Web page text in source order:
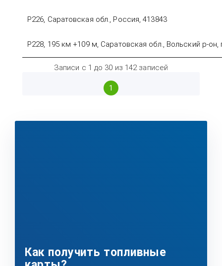
Р226, Саратовская обл., Россия, 413843
Р228, 195 км +109 м, Саратовская обл., Вольский р-
Записи с 1 до 30 из 142 записей
1
Как получить топливные